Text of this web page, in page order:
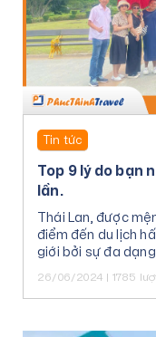
Tin tức
Top 9 lý do bạn
lần.
Thái Lan, được
điểm đến du lịch
giới bởi sự đa
thiên nhiên và con
26/06/2024 | 1785